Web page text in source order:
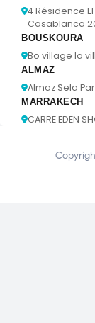
4 Résidence
Casablanca
BOUSKOURA
Bo village la
ALMAZ
Almaz Sela
MARRAKECH
CARRE EDEN